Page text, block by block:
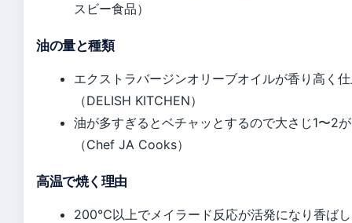
スビー食品）
油の量と種類
エクストラバージンオリーブオイルが香り高く
（DELISH KITCHEN）
油が多すぎるとベチャッとするので大さじ1〜2
（Chef JA Cooks）
高温で焼く理由
200℃以上でメイラード反応が活発になり香ば